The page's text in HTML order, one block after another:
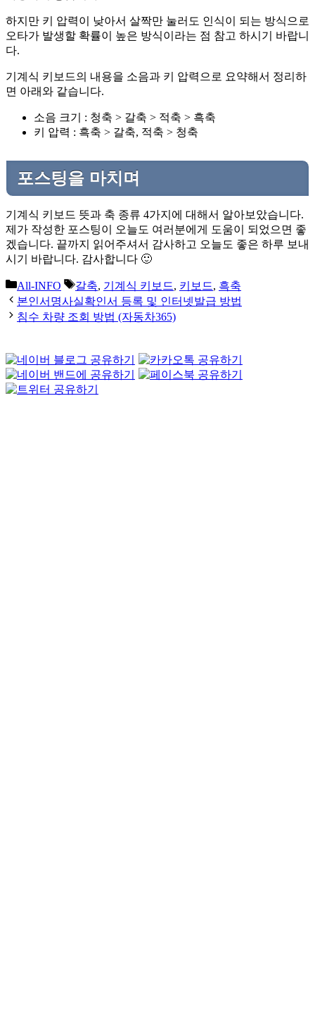
하지만 키 압력이 낮아서 살짝만 눌러도 인식이 되는 방식으로
오타가 발생할 확률이 높은 방식이라는 점 참고 하시기 바랍니
다.
기계식 키보드의 내용을 소음과 키 압력으로 요약해서 정리하
면 아래와 같습니다.
소음 크기 : 청축 > 갈축 > 적축 > 흑축
키 압력 : 흑축 > 갈축, 적축 > 청축
포스팅을 마치며
기계식 키보드 뜻과 축 종류 4가지에 대해서 알아보았습니다.
제가 작성한 포스팅이 오늘도 여러분에게 도움이 되었으면 좋
겠습니다. 끝까지 읽어주셔서 감사하고 오늘도 좋은 하루 보내
시기 바랍니다. 감사합니다 🙂
카
테
고
All-INFO
태
그
갈축, 기계식 키보드, 키보드, 흑축
본인서명사실확인서 등록 및 인터넷발급 방법
침수 차량 조회 방법 (자동차365)